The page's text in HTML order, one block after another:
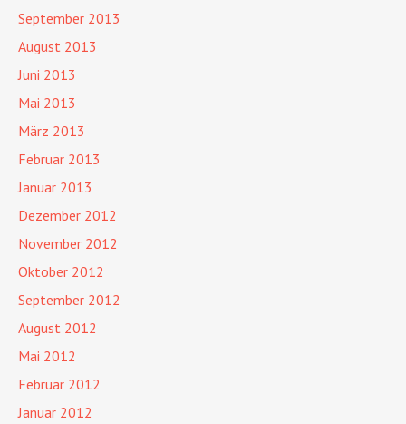
September 2013
August 2013
Juni 2013
Mai 2013
März 2013
Februar 2013
Januar 2013
Dezember 2012
November 2012
Oktober 2012
September 2012
August 2012
Mai 2012
Februar 2012
Januar 2012